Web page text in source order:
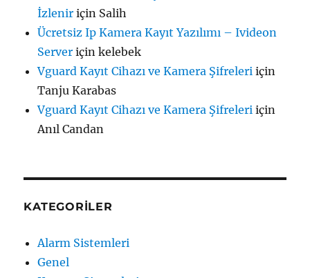
İzlenir için Salih
Ücretsiz Ip Kamera Kayıt Yazılımı – Ivideon
Server içinkelebek
Vguard Kayıt Cihazı ve Kamera Şifreleri için
Tanju Karabas
Vguard Kayıt Cihazı ve Kamera Şifreleri için
Anıl Candan
KATEGORILER
Alarm Sistemleri
Genel